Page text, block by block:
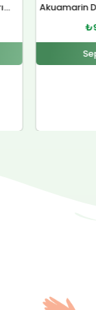
Akuamarin Doğal Taş Özel Tasarım Gümüş Bileklik
₺